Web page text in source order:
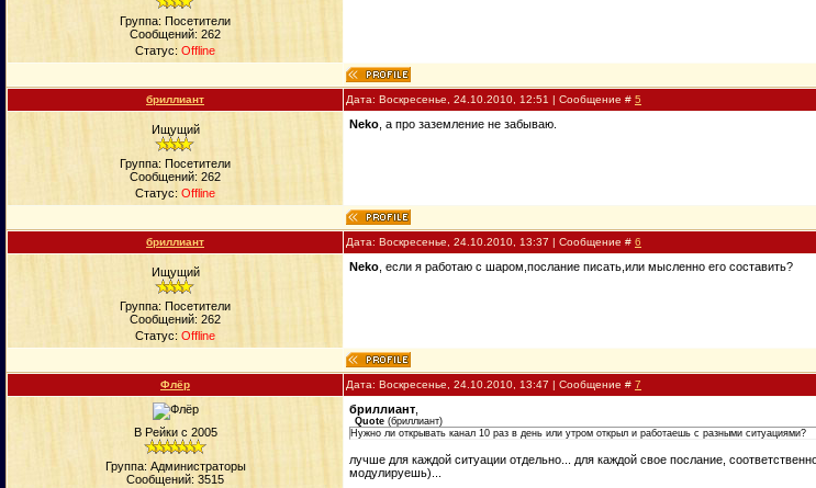
Группа: Посетители
Сообщений: 262
Статус: Offline
бриллиант Дата: Воскресенье, 24.10.2010, 12:51 | Сообщение # 5
Ищущий
Группа: Посетители
Сообщений: 262
Статус: Offline
Neko , а про заземление не забываю.
бриллиант Дата: Воскресенье, 24.10.2010, 13:37 | Сообщение # 6
Ищущий
Группа: Посетители
Сообщений: 262
Статус: Offline
Neko , если я работаю с шаром,послание писать,или мысленно его составить?
Флёр Дата: Воскресенье, 24.10.2010, 13:47 | Сообщение # 7
В Рейки с 2005
Группа: Администраторы
Сообщений: 3515
бриллиант
Quote (бриллиант)
Нужно ли открывать канал 10 раз в день или утром открыл и работаешь с разными ситуациями?
лучше для каждой ситуации отдельно... для каждой свое послание,
модулируешь)...